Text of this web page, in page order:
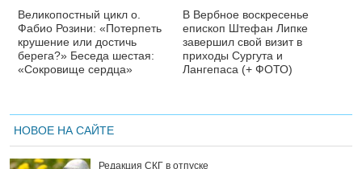
Великопостный цикл о.
Фабио Розини: «Потерпеть
крушение или достичь
берега?» Беседа шестая:
«Сокровище сердца»
В Вербное воскресенье
епископ Штефан Липке
завершил свой визит в
приходы Сургута и
Лангепаса (+ ФОТО)
НОВОЕ НА САЙТЕ
Редакция СКГ в отпуске